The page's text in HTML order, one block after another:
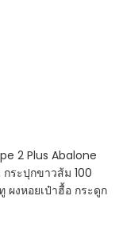
2 Plus Abalone
ระปุกขาวส้ม 100
ผงหอยเป๋าฮื้อ กระดูก